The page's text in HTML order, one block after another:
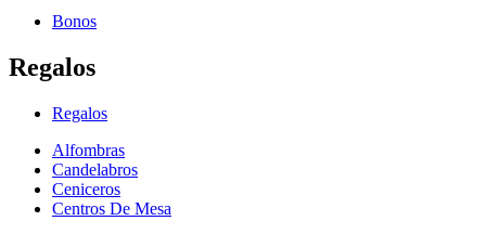
Bonos
Regalos
Regalos
Alfombras
Candelabros
Ceniceros
Centros De Mesa